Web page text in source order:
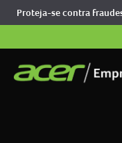
Proteja-se contra